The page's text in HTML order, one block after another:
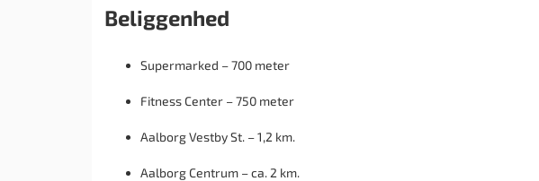
Beliggenhed
Supermarked – 700 meter
Fitness Center – 750 meter
Aalborg Vestby St. – 1,2 km.
Aalborg Centrum – ca. 2 km.